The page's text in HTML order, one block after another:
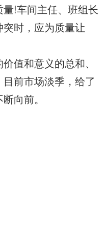
!车间主任、班组长
时，应为质量让
值和意义的总和、
前市场淡季，给了
向前。